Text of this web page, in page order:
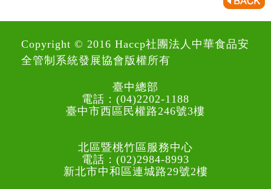
Copyright © 2016 Haccp社團法人中華食品安
全管制系統發展協會版權所有
臺中總部
電話：(04)2202-1188
臺中市西區民權路246號3樓
北區暨桃竹區服務中心
電話：(02)2984-8993
新北市中和區連城路29號2樓